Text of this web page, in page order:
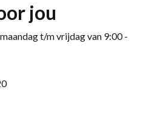
jou
t/m vrijdag van 9:00 -